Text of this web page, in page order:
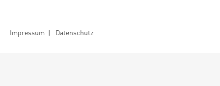
Impressum | Datenschutz